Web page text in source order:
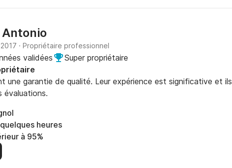
Antonio
· Propriétaire professionnel
validées
Super propriétaire
une garantie de qualité. Leur expérience est significative et ils
évaluations.
heures
à 95%